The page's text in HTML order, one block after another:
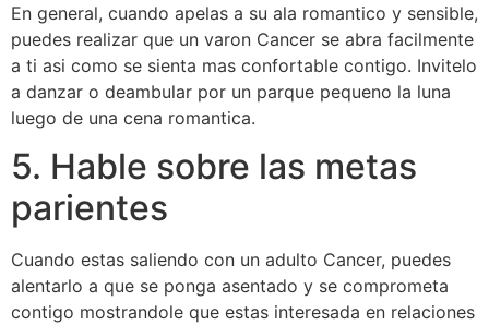
En general, cuando apelas a su ala romantico y sensible,
puedes realizar que un varon Cancer se abra facilmente
a ti asi­ como se sienta mas confortable contigo. Invitelo
a danzar o deambular por un parque pequeno la luna
luego de una cena romantica.
5. Hable sobre las metas
parientes
Cuando estas saliendo con un adulto Cancer, puedes
alentarlo a que se ponga asentado y se comprometa
contigo mostrandole que estas interesada en relaciones